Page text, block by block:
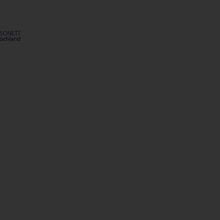
SONETT